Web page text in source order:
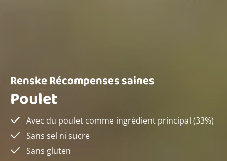
Renske Récompenses saines
Poulet
Avec du poulet comme ingrédient principal (33%)
Sans sel ni sucre
Sans gluten